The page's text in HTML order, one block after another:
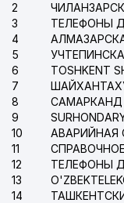
2
3
4
5
6
7
8
9
10
11
12
13
14